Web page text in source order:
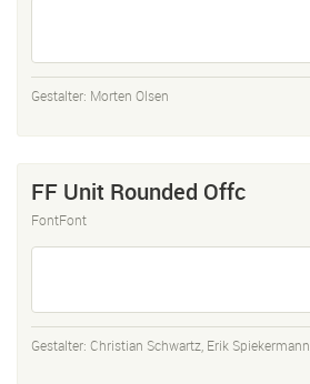
Gestalter: Morten Olsen
FF Unit Rounded Offc
FontFont
Gestalter: Christian Schwartz Erik Spiekermann